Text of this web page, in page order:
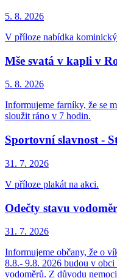
5. 8. 2026
V příloze nabídka
Mše svatá v kapli v
5. 8. 2026
Informujeme farníky, že se
sloužit ráno v 7 hodin.
Sportovní slavnost -
31. 7. 2026
V příloze plakát na akci.
Odečty stavu
31. 7. 2026
Informujeme občany, že o
8.8.- 9.8. 2026 budou v
vodoměrů. Z důvodu